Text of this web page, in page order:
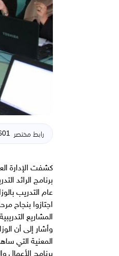
رابط مختصر
كشفت الإدارة
اجتازوا بنجاح
المشاريع
وأشار إلى أن
المعنية التي